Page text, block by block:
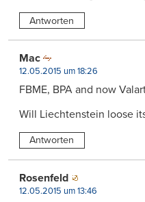
Antworten
Mac
12.05.2015 um 18:26
FBME, BPA and now
Will Liechtenstein loose
Antworten
Rosenfeld
12.05.2015 um 13:46